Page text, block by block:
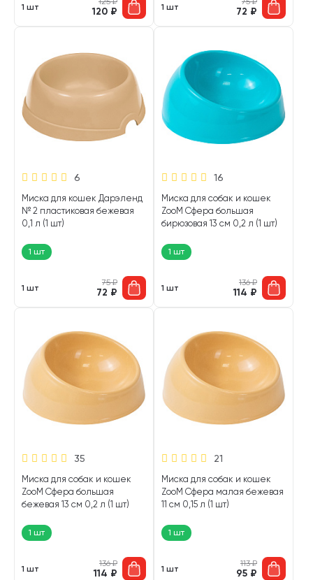
1 шт 120 ₽ 1 шт 72 ₽
6
Миска для кошек Дарэленд
№ 2 пластиковая бежевая
0,1 л (1 шт)
1 шт
1 шт
75₽
72 ₽
16
Миска для собак и кошек
ZooM Сфера большая
бирюзовая 13 см 0,2 л (1 шт)
1 шт
1 шт
136₽
114 ₽
35
Миска для собак и кошек
ZooM Сфера большая
бежевая 13 см 0,2 л (1 шт)
1 шт
1 шт
136₽
114 ₽
21
Миска для собак и кошек
ZooM Сфера малая бежевая
11 см 0,15 л (1 шт)
1 шт
1 шт
113₽
95 ₽